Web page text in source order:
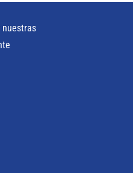
nuestras